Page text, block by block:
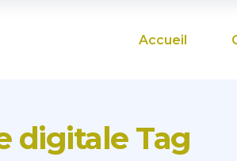
Accueil
digitale Tag